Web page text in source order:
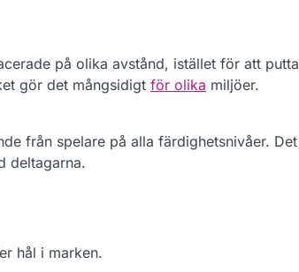
på olika avstånd, istället för att putta
gör det mångsidigt för olika miljöer.
från spelare på alla färdighetsnivåer. Det
deltagarna.
hål i marken.